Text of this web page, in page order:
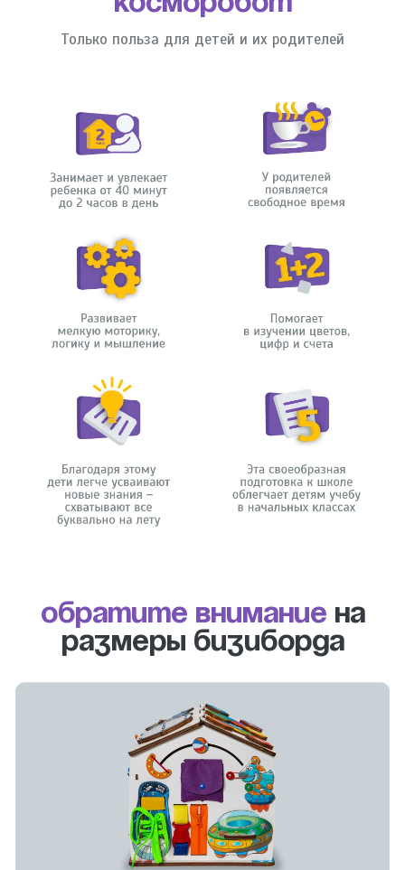
Только польза для детей и их родителей
Обратите внимание на
размеры бизиборда